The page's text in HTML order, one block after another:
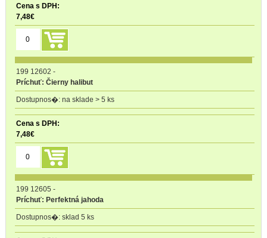
7,48€
199 12602 -
Príchuť: Čierny halibut
na sklade > 5 ks
7,48€
199 12605 -
Príchuť: Perfektná jahoda
sklad 5 ks